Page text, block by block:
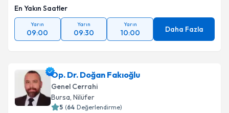
En Yakın Saatler
Yarın
09:00
Yarın
09:30
Yarın
10:00 Daha Fazla
Op. Dr. Doğan Fakıoğlu
Genel Cerrahi
Bursa, Nilüfer
5 (64 Değerlendirme)